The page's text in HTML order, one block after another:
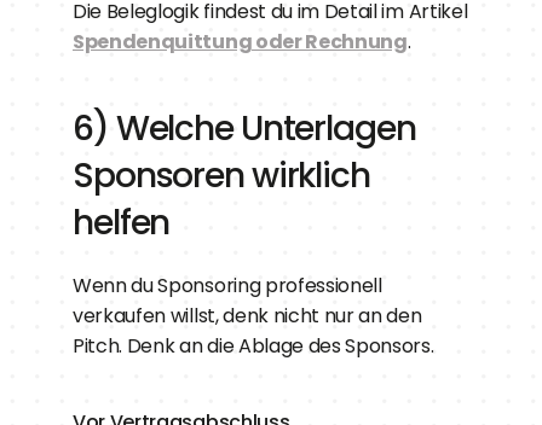
Die Beleglogik findest du im Detail im Artikel
Spendenquittung oder Rechnung.
6) Welche Unterlagen
Sponsoren wirklich
helfen
Wenn du Sponsoring professionell
verkaufen willst, denk nicht nur an den
Pitch. Denk an die Ablage des Sponsors.